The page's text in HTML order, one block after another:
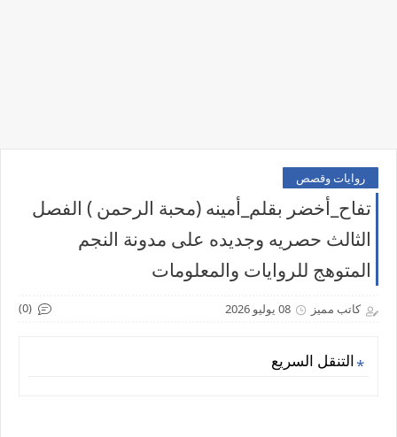
روايات وقصص
تفاح_أخضر بقلم_أمينه (محبة الرحمن ) الفصل
الثالث حصريه وجديده على مدونة النجم
المتوهج للروايات والمعلومات
كاتب مميز 08 يوليو 2026 (0)
التنقل السريع